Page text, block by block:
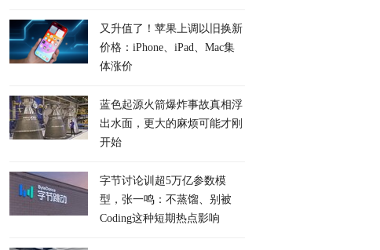
又升值了！苹果上调以旧换新
价格：iPhone、iPad、Mac集
体涨价
蓝色起源火箭爆炸事故真相浮
出水面，更大的麻烦可能才刚
开始
字节讨论训超5万亿参数模
型，张一鸣：不蒸馏、别被
Coding这种短期热点影响